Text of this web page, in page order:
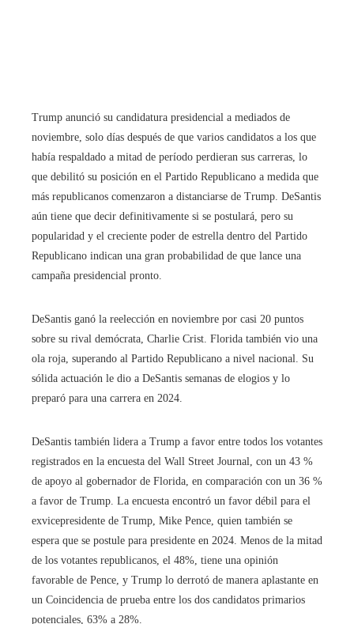
Trump anunció su candidatura presidencial a mediados de
noviembre, solo días después de que varios candidatos a los que
había respaldado a mitad de período perdieran sus carreras, lo
que debilitó su posición en el Partido Republicano a medida que
más republicanos comenzaron a distanciarse de Trump. DeSantis
aún tiene que decir definitivamente si se postulará, pero su
popularidad y el creciente poder de estrella dentro del Partido
Republicano indican una gran probabilidad de que lance una
campaña presidencial pronto.
DeSantis ganó la reelección en noviembre por casi 20 puntos
sobre su rival demócrata, Charlie Crist. Florida también vio una
ola roja, superando al Partido Republicano a nivel nacional. Su
sólida actuación le dio a DeSantis semanas de elogios y lo
preparó para una carrera en 2024.
DeSantis también lidera a Trump a favor entre todos los votantes
registrados en la encuesta del Wall Street Journal, con un 43 %
de apoyo al gobernador de Florida, en comparación con un 36 %
a favor de Trump. La encuesta encontró un favor débil para el
exvicepresidente de Trump, Mike Pence, quien también se
espera que se postule para presidente en 2024. Menos de la mitad
de los votantes republicanos, el 48%, tiene una opinión
favorable de Pence, y Trump lo derrotó de manera aplastante en
un Coincidencia de prueba entre los dos candidatos primarios
potenciales, 63% a 28%.